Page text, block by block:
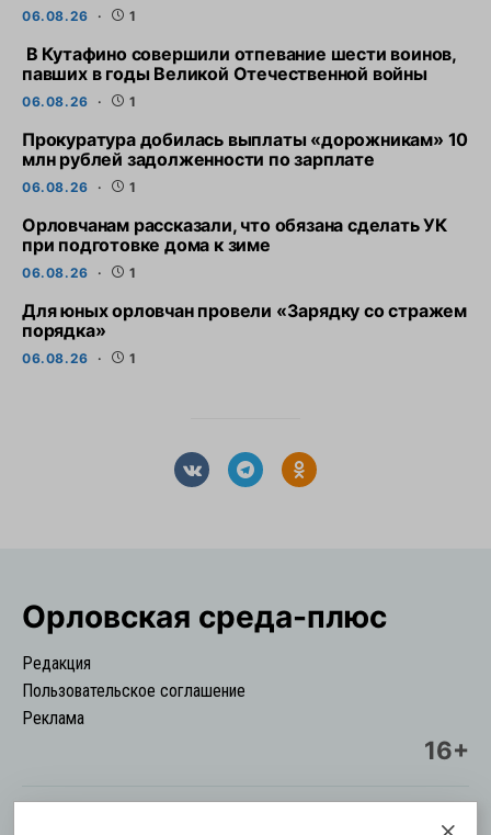
06.08.26 1
В Кутафино совершили отпевание шести воинов,
павших в годы Великой Отечественной войны
06.08.26 1
Прокуратура добилась выплаты «дорожникам» 10
млн рублей задолженности по зарплате
06.08.26 1
Орловчанам рассказали, что обязана сделать УК
при подготовке дома к зиме
06.08.26 1
Для юных орловчан провели «Зарядку со стражем
порядка»
06.08.26 1
Орловская cреда-плюс
Редакция
Пользовательское соглашение
Реклама
16+